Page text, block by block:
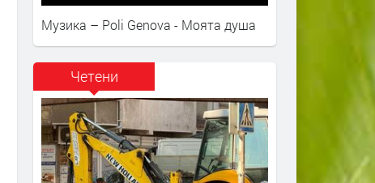
Музика – Poli Genova - Моята душа
Четени